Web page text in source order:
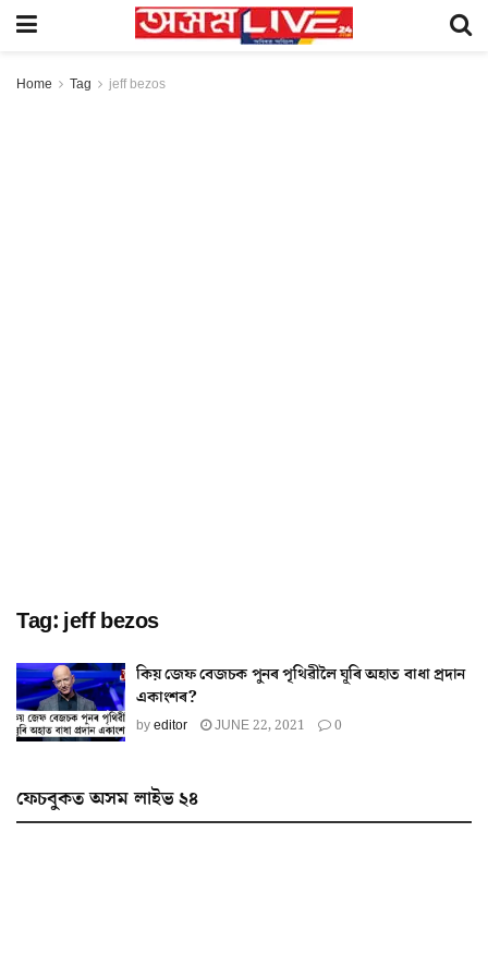
Home Tag jeff bezos
Tag: jeff bezos
কিয় জেফ বেজচক পুনৰ পৃথিৱীলৈ ঘূৰি অহাত বাধা প্ৰদান
একাংশৰ?
byeditor JUNE 22, 2021 0
ফেচবুকত অসম লাইভ ২৪